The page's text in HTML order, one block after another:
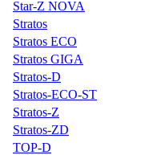
Star-Z NOVA
Stratos
Stratos ECO
Stratos GIGA
Stratos-D
Stratos-ECO-ST
Stratos-Z
Stratos-ZD
TOP-D